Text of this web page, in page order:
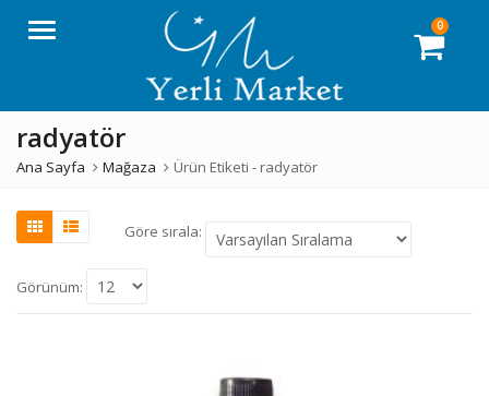
Menü 0
radyatör
Ana Sayfa Mağaza Ürün Etiketi - radyatör
Göre sırala:
Görünüm: